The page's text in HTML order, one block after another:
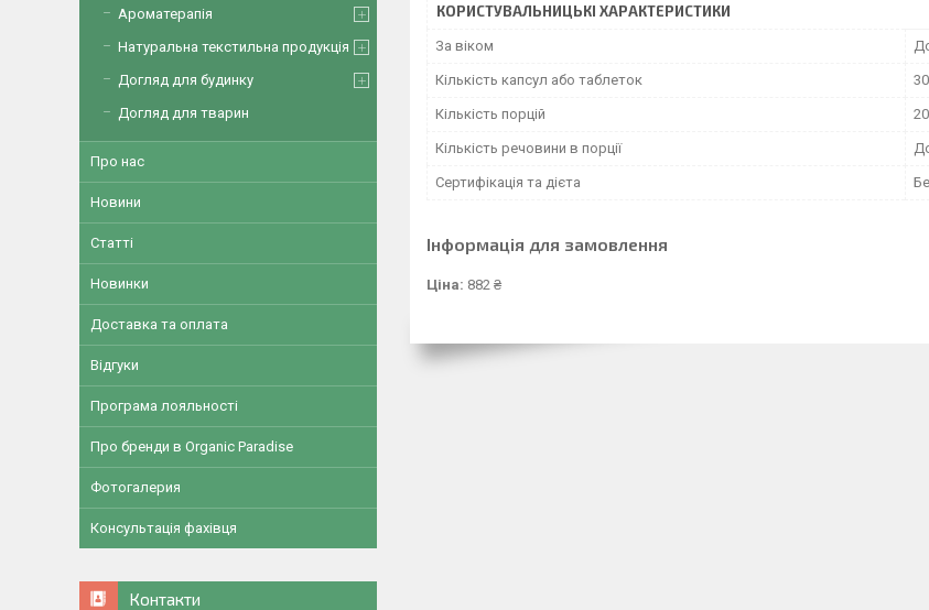
КОРИСТУВАЛЬНИЦЬКІ ХАРАКТЕРИСТИКИ
За віком
Кількість капсул або таблеток
Кількість порцій
Кількість речовини в порції
Сертифікація та дієта
Інформація для замовлення
Ціна: 882 ₴
Ароматерапія
Натуральна текстильна продукція
Догляд для будинку
Догляд для тварин
Про нас
Новини
Статті
Новинки
Доставка та оплата
Відгуки
Програма лояльності
Про бренди в Organic Paradise
Фотогалерия
Консультація фахівця
Контакти